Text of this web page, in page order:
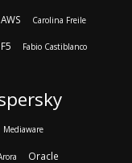
AWS Carolina Freile
F5 Fabio Castiblanco
Mediaware
Oracle